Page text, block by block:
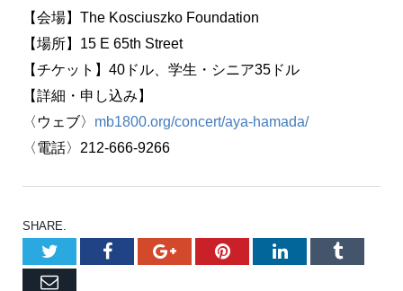
【会場】The Kosciuszko Foundation
【場所】15 E 65th Street
【チケット】40ドル、学生・シニア35ドル
【詳細・申し込み】
〈ウェブ〉 mb1800.org/concert/aya-hamada/
〈電話〉212-666-9266
SHARE.
TwitterFacebookGoogle+PinterestLinkedInTumblr
Email